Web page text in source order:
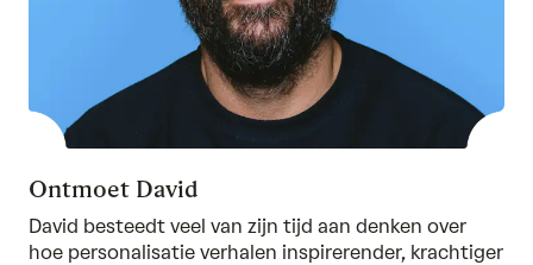
Ontmoet David
David besteedt veel van zijn tijd aan denken over
hoe personalisatie verhalen inspirerender, krachtiger